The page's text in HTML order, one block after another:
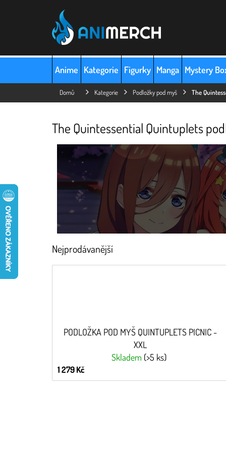
Anime Kategorie Figurky Manga Mystery
Domů Kategorie Podložky pod myš The
The Quintessential Quintuplets
Nejprodávanější
PODLOŽKA POD MYŠ QUINTUPLETS PICNIC -
XXL
Skladem (>5 ks)
1 279 Kč